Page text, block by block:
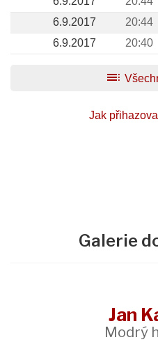
6.9.2017
20:44
6.9.2017
20:40
toc
Jak
Galerie
Jan
Modrý